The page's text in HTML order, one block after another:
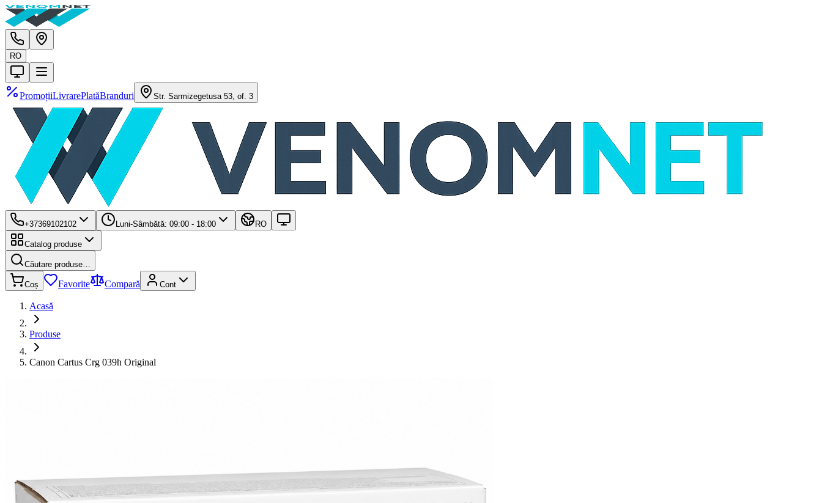
RO
PromoțiiLivrarePlatăBranduri Str. Sarmizegetusa 53, of. 3
+37369102102 Luni-Sâmbătă: 09:00 - 18:00 RO
Catalog produse
Căutare produse…
Coș Favorite Compară Cont
Acasă
Produse
Canon Cartus Crg 039h Original